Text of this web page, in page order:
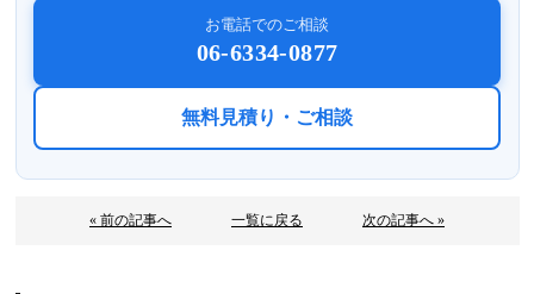
お電話でのご相談
06-6334-0877
無料見積り・ご相談
« 前の記事へ 一覧に戻る 次の記事へ »